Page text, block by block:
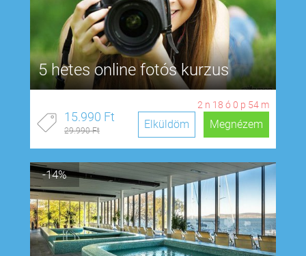
5 hetes online fotós kurzus
2 n 18 ó0 p 53 m
15.990 Ft
29.990 Ft Megnézem
Elküldöm
-14%